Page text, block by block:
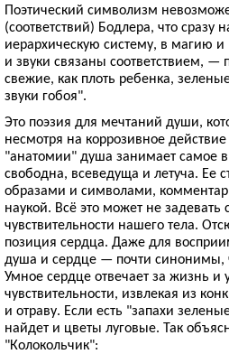
Поэтический символизм
(соответствий) Бодлера, что сразу
иерархическую систему, в магию
и звуки связаны соответствием, —
свежие, как плоть ребенка,
звуки гобоя".
Это поэзия для мечтаний души,
несмотря на коррозивное
"анатомии" душа занимает самое
свободна, всеведуща и летуча. Ее
образами и символами,
наукой. Всё это может не задевать
чувствительности нашего тела.
позиция сердца. Даже для
душа и сердце — почти синонимы,
Умное сердце отвечает за жизнь и
чувствительности, извлекая из
и отраву. Если есть "запахи
найдет и цветы луговые. Так
"Колокольчик":